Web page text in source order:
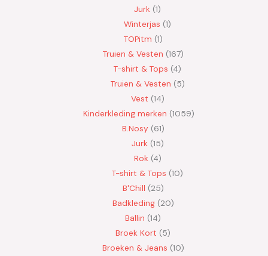
Jurk 1
Winterjas 1
TOPitm 1
Truien & Vesten 167
T-shirt & Tops 4
Truien & Vesten 5
Vest 14
Kinderkleding merken 1059
B.Nosy 61
Jurk 15
Rok 4
T-shirt & Tops 10
B'Chill 25
Badkleding 20
Ballin 14
Broek Kort 5
Broeken & Jeans 10